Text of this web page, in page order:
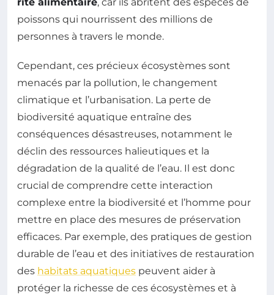
poissons qui nourrissent des millions de
personnes à travers le monde.
Cependant, ces précieux écosystèmes sont
menacés par la pollution, le changement
climatique et l’urbanisation. La perte de
biodiversité aquatique entraîne des
conséquences désastreuses, notamment le
déclin des ressources halieutiques et la
dégradation de la qualité de l’eau. Il est donc
crucial de comprendre cette interaction
complexe entre la biodiversité et l’homme pour
mettre en place des mesures de préservation
efficaces. Par exemple, des pratiques de gestion
durable de l’eau et des initiatives de restauration
des habitats aquatiques peuvent aider à
protéger la richesse de ces écosystèmes et à